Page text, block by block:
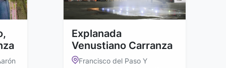
Explanada
Venustiano Carranza
Francisco del Paso Y